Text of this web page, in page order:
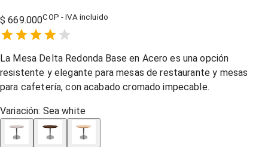
$ 669.000COP - IVA incluido
1 Star,
2 Stars,
3 Stars,
4 Stars,
5 Stars,
La Mesa Delta Redonda Base en Acero es una opción
resistente y elegante para mesas de restaurante y mesas
para cafetería, con acabado cromado impecable.
Variación: Sea white